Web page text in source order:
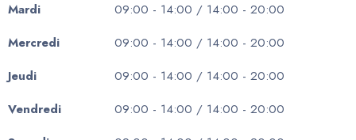
Mardi
09:00 - 14:00 / 14:00 - 20:00
Mercredi
09:00 - 14:00 / 14:00 - 20:00
Jeudi
09:00 - 14:00 / 14:00 - 20:00
Vendredi
09:00 - 14:00 / 14:00 - 20:00